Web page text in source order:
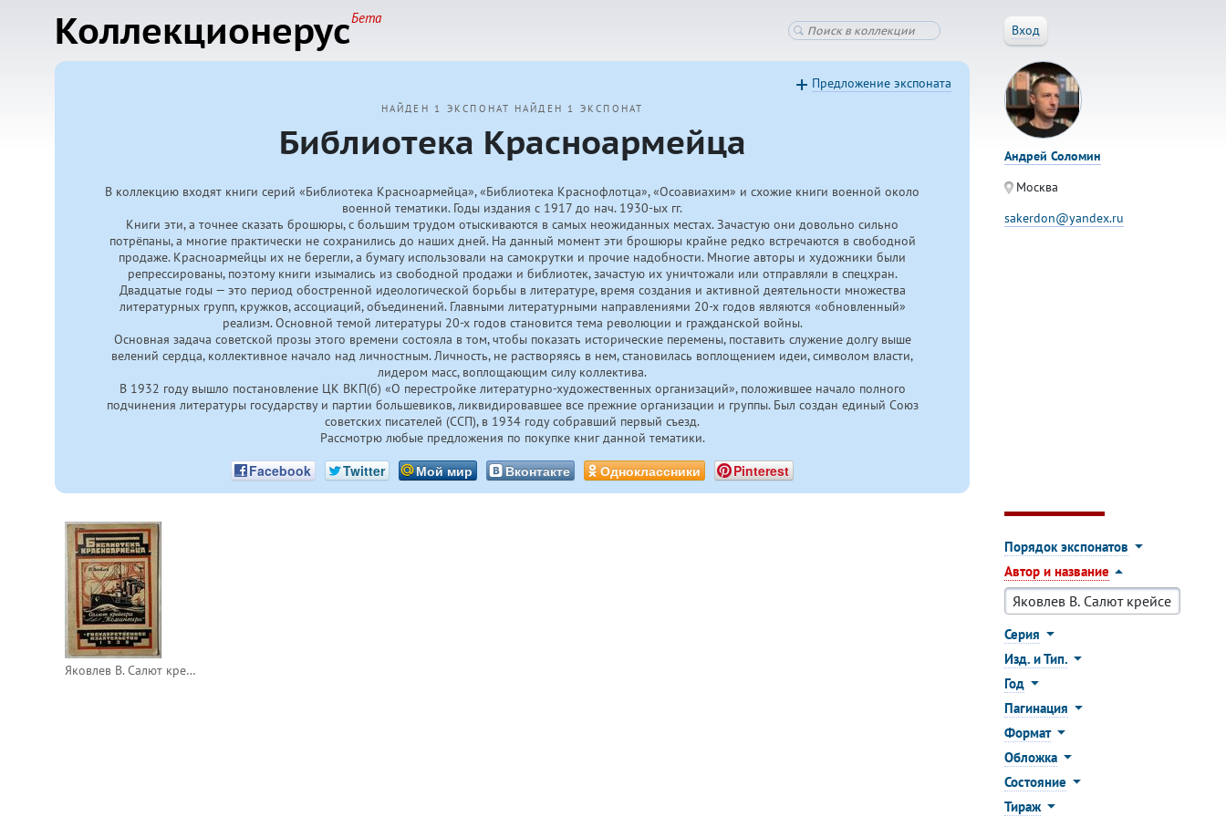
КоллекционерусБета
Вход
НАЙДЕН 1 ЭКСПОНАТ НАЙДЕН 1 ЭКСПОНАТ
Библиотека Красноармейца
В коллекцию входят книги серий «Библиотека Красноармейца», «Библиотека Краснофлотца», «Осоавиахим» и схожие книги военной около
военной тематики. Годы издания с 1917 до нач. 1930-ых гг.
Книги эти, а точнее сказать брошюры, с большим трудом отыскиваются в самых неожиданных местах. Зачастую они довольно сильно
потрёпаны, а многие практически не сохранились до наших дней. На данный момент эти брошюры крайне редко встречаются в свободной
продаже. Красноармейцы их не берегли, а бумагу использовали на самокрутки и прочие надобности. Многие авторы и художники были
репрессированы, поэтому книги изымались из свободной продажи и библиотек, зачастую их уничтожали или отправляли в спецхран.
Двадцатые годы — это период обостренной идеологической борьбы в литературе, время создания и активной деятельности множества
литературных групп, кружков, ассоциаций, объединений. Главными литературными направлениями 20-хгодов являются «обновленный»
реализм. Основной темой литературы 20-хгодов становится тема революции и гражданской войны.
Основная задача советской прозы этого времени состояла в том, чтобы показать исторические перемены, поставить служение долгу выше
велений сердца, коллективное начало над личностным. Личность, не растворяясь в нем, становилась воплощением идеи, символом власти,
лидером масс, воплощающим силу коллектива.
В 1932 году вышло постановление ЦК ВКП(б) «О перестройке литературно-художественных организаций», положившее начало полного
подчинения литературы государству и партии большевиков, ликвидировавшее все прежние организации и группы. Был создан единый Союз
советских писателей (ССП), в 1934 году собравший первый съезд.
Рассмотрю любые предложения по покупке книг данной тематики.
Facebook Twitter Мой мир Вконтакте Одноклассники Pinterest
Предложение экспоната
Андрей Соломин
Москва
sakerdon@yandex.ru
Яковлев В. Салют крейсера "Коминтерн".
Порядок экспонатов
Автор и название
Серия
Изд. и Тип.
Год
Пагинация
Формат
Обложка
Состояние
Тираж